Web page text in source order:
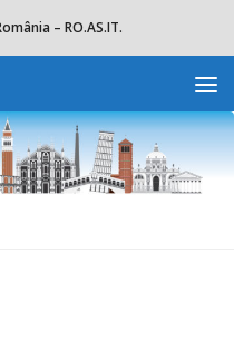
Apri la
– RO.AS.IT.